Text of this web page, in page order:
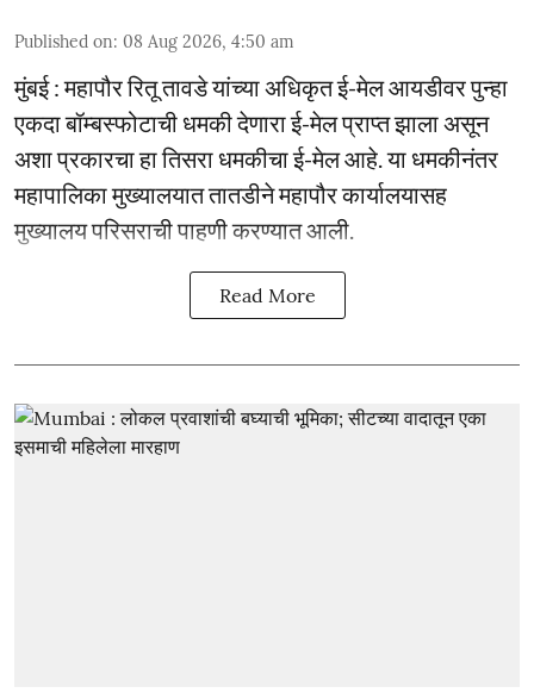
Published on: 08 Aug 2026, 4:50 am
मुंबई : महापौर रितू तावडे यांच्या अधिकृत ई-मेल आयडीवर पुन्हा
एकदा बॉम्बस्फोटाची धमकी देणारा ई-मेल प्राप्त झाला असून
अशा प्रकारचा हा तिसरा धमकीचा ई-मेल आहे. या धमकीनंतर
महापालिका मुख्यालयात तातडीने महापौर कार्यालयासह
मुख्यालय परिसराची पाहणी करण्यात आली.
Read More